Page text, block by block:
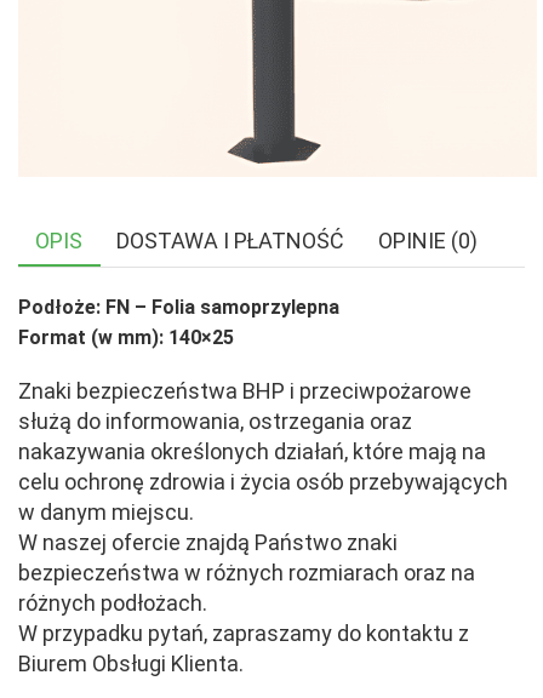
OPIS DOSTAWA I PŁATNOŚĆ OPINIE (0)
Podłoże: FN – Folia samoprzylepna
Format (w mm): 140×25
Znaki bezpieczeństwa BHP i przeciwpożarowe
służą do informowania, ostrzegania oraz
nakazywania określonych działań, które mają na
celu ochronę zdrowia i życia osób przebywających
w danym miejscu.
W naszej ofercie znajdą Państwo znaki
bezpieczeństwa w różnych rozmiarach oraz na
różnych podłożach.
W przypadku pytań, zapraszamy do kontaktu z
Biurem Obsługi Klienta.